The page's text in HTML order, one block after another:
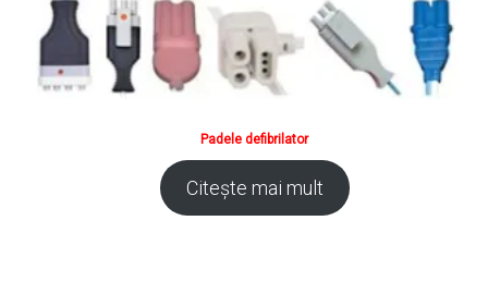
Padele defibrilator
Citește mai mult